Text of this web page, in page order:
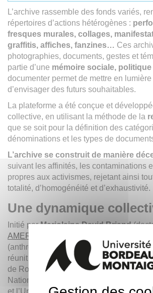
L’archive rassemble des fonds variés,
répertoires d’actions hétérogènes :
fresques murales, collages,
graffitis, affiches, fanzines… Ces
photographies, documents, gestes et
partie d’une mémoire sociale,
documenter permet de mettre en
d’envisager des futurs souhaitables.
La plateforme a été conçue et
collective, en utilisant la méthode de la
que se soit pour la définition des
dénominations et les types de
L’archive se construit de manière
suivant les affinités, les contaminations
propres aux activismes, rejetant ainsi
totalité, d’homogénéité et d’exhaustivité.
Une dynamique
Initié parMarjolaine David Briand
AMERIBER
(anthropologue et créateur numérique),
réunit des équipes de recherche de
de Rosario, l’Université de Buenos Aires,
National de Entre Ríos, l’Université
et l’Université de Bordeaux Montaigne